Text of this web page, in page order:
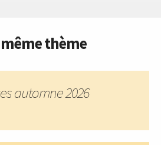
thème
automne 2026